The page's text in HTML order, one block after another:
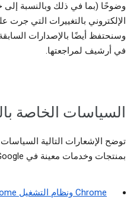
وضوحًا (بما في ذلك وبالنسبة إلى
الإلكتروني بالتغييرات التي
وسنحتفظ أيضًا بالإصدارات
في أرشيف لمراجعتها.
السياسات الخاصة
توضح الإشعارات التالية
بمنتجات وخدمات معينة في Google قد تكون تستخدمها:
Chrome ونظام التشغيل Chrome